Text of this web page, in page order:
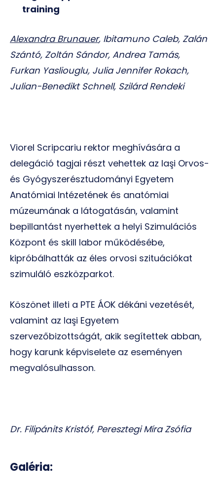
training
Alexandra Brunauer, Ibitamuno Caleb, Zalán
Szántó, Zoltán Sándor, Andrea Tamás,
Furkan Yasliouglu, Julia Jennifer Rokach,
Julian-Benedikt Schnell, Szilárd Rendeki
Viorel Scripcariu rektor meghívására a
delegáció tagjai részt vehettek az Iaşi Orvos-
és Gyógyszerésztudományi Egyetem
Anatómiai Intézetének és anatómiai
múzeumának a látogatásán, valamint
bepillantást nyerhettek a helyi Szimulációs
Központ és skill labor működésébe,
kipróbálhatták az éles orvosi szituációkat
szimuláló eszközparkot.
Köszönet illeti a PTE ÁOK dékáni vezetését,
valamint az Iaşi Egyetem
szervezőbizottságát, akik segítettek abban,
hogy karunk képviselete az eseményen
megvalósulhasson.
Dr. Filipánits Kristóf, Peresztegi Míra Zsófia
Galéria: